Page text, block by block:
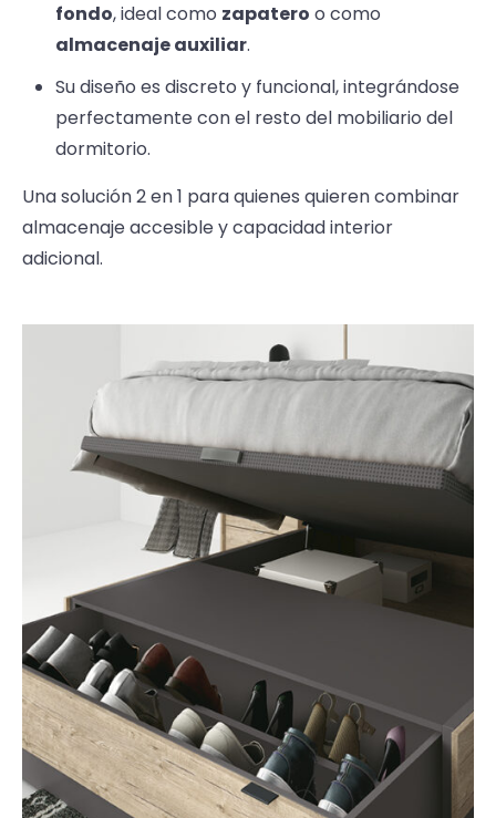
fondo, ideal como zapatero o como
almacenaje auxiliar.
Su diseño es discreto y funcional, integrándose
perfectamente con el resto del mobiliario del
dormitorio.
Una solución 2 en 1 para quienes quieren combinar
almacenaje accesible y capacidad interior
adicional.